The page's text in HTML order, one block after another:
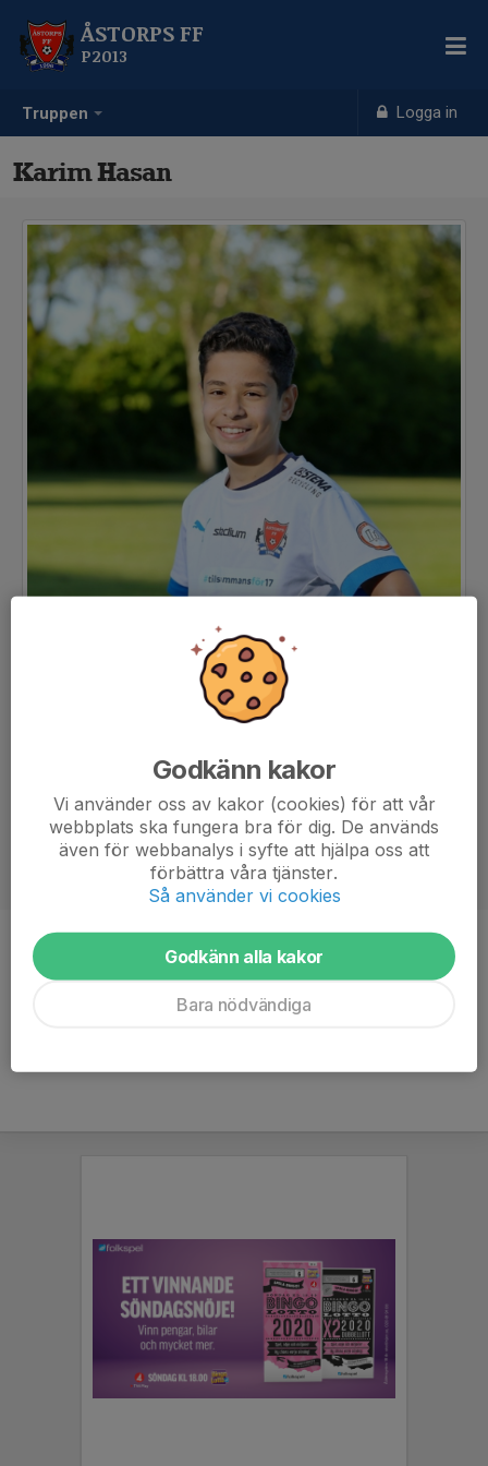
Truppen Logga in
ÅSTORPS FF
P2013
Karim Hasan
Position
-
Ålder
12 år
Godkänn kakor
Vi använder oss av kakor (cookies) för att vår
webbplats ska fungera bra för dig. De används
även för webbanalys i syfte att hjälpa oss att
förbättra våra tjänster.
Så använder vi cookies
Godkänn alla kakor
Bara nödvändiga